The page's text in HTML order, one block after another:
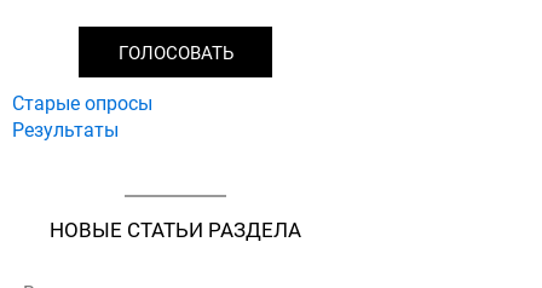
Старые опросы
Результаты
НОВЫЕ СТАТЬИ РАЗДЕЛА